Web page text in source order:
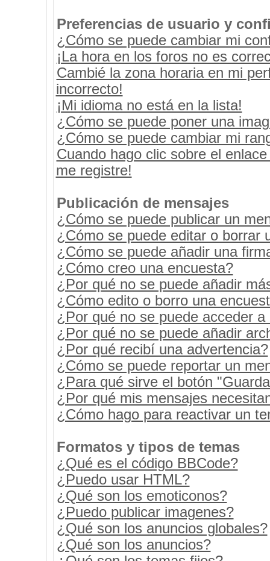
Preferencias de usuario y
¿Cómo se puede cambiar mi
¡La hora en los foros no es
Cambié la zona horaria en mi
incorrecto!
¡Mi idioma no está en la lista!
¿Cómo se puede poner una
¿Cómo se puede cambiar mi
Cuando hago clic sobre el
me registre!
Publicación de mensajes
¿Cómo se puede publicar un
¿Cómo se puede editar o borrar
¿Cómo se puede añadir una
¿Cómo creo una encuesta?
¿Por qué no se puede añadir
¿Cómo edito o borro una
¿Por qué no se puede acceder a
¿Por qué no se puede añadir
¿Por qué recibí una advertencia?
¿Cómo se puede reportar un
¿Para qué sirve el botón
¿Por qué mis mensajes
¿Cómo hago para reactivar un
Formatos y tipos de temas
¿Qué es el código BBCode?
¿Puedo usar HTML?
¿Qué son los emoticonos?
¿Puedo publicar imagenes?
¿Qué son los anuncios globales?
¿Qué son los anuncios?